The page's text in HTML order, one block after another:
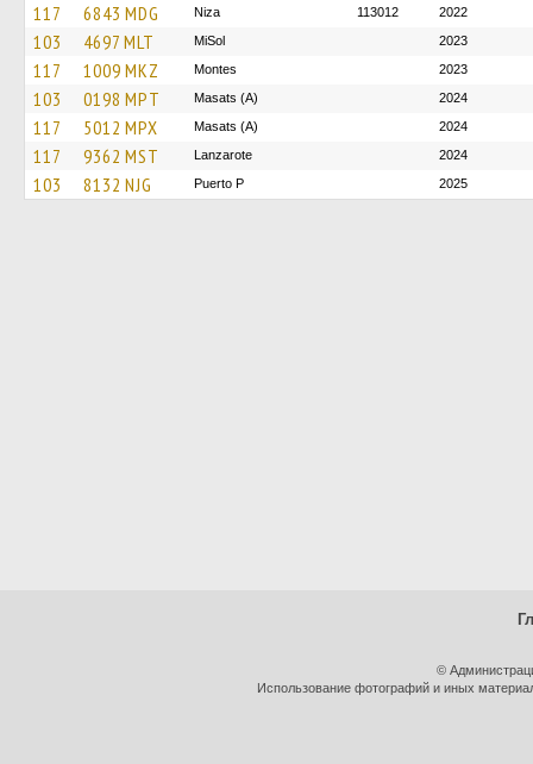
117 6843 MDG Niza 113012 2022
103 4697 MLT MiSol 2023
117 1009 MKZ Montes 2023
103 0198 MPT Masats (A) 2024
117 5012 MPX Masats (A) 2024
117 9362 MST Lanzarote 2024
103 8132 NJG Puerto P 2025
©
Использование фотографий и иных